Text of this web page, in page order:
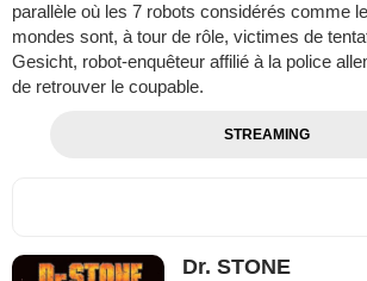
parallèle où les 7 robots considérés comme
mondes sont, à tour de rôle, victimes de
Gesicht, robot-enquêteur affilié à la police
de retrouver le coupable.
STREAMING
Dr. STONE